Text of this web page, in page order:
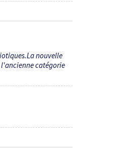
nouvelle
l'ancienne catégorie